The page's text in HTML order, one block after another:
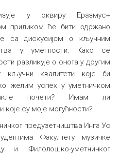
у оквиру Еразмус+
приликом ће бити одржано
са дискусијом о кључним
у уметности: Како се
разликује о онога у другим
кључни квалитети које би
желим успех у уметничком
почети? Имам ли
које су моје могућности?
предузетништва Инга Ус
Факултету музичке
и Филолошко-уметничког